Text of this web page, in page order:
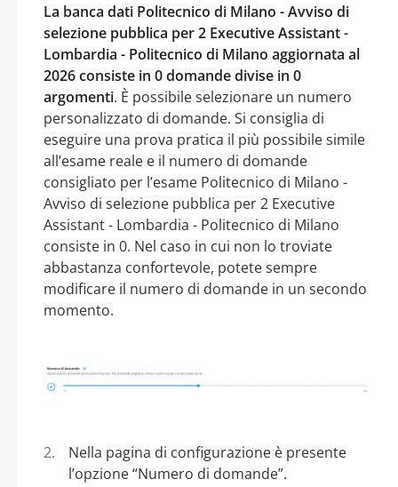
La banca dati Politecnico di Milano - Avviso di
selezione pubblica per 2 Executive Assistant -
Lombardia - Politecnico di Milano aggiornata al
2026 consiste in 0 domande divise in 0
argomenti. È possibile selezionare un numero
personalizzato di domande. Si consiglia di
eseguire una prova pratica il più possibile simile
all’esame reale e il numero di domande
consigliato per l’esame Politecnico di Milano -
Avviso di selezione pubblica per 2 Executive
Assistant - Lombardia - Politecnico di Milano
consiste in 0. Nel caso in cui non lo troviate
abbastanza confortevole, potete sempre
modificare il numero di domande in un secondo
momento.
Nella pagina di configurazione è presente
l’opzione “Numero di domande”.